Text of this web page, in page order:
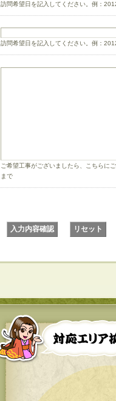
訪問希望日を記入してください。例：
訪問希望日を記入してください。例：
ご希望工事がございましたら、こちらに
まで